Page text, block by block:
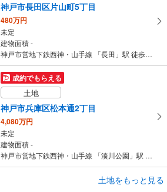
神戸市長田区片山町5丁目
480万円
未定
建物面積 -
神戸市営地下鉄西神・山手線 「長田」駅 徒歩12分
成約でもらえる
土地
神戸市兵庫区松本通2丁目
4,080万円
未定
建物面積 -
神戸市営地下鉄西神・山手線 「湊川公園」駅 徒歩5分
土地をもっと見る